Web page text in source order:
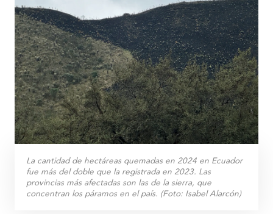
La cantidad de hectáreas quemadas en 2024 en Ecuador
fue más del doble que la registrada en 2023. Las
provincias más afectadas son las de la sierra, que
concentran los páramos en el país. (Foto: Isabel Alarcón)